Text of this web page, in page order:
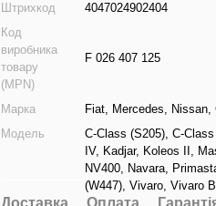
Штрихкод
4047024902404
Код
виробника
товару
(MPN)
F 026 407 125
Марка Fiat, Mercedes, Nissan,
Модель
C-Class (S205), C-
IV, Kadjar, Koleos II ,
NV400, Navara,
(W447), Vivaro, Vivaro B
Доставка Оплата